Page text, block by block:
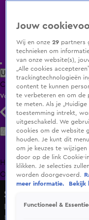
Uitzending Gemist Populaire
ClipsFilmsRadioSmart
Volg KIJK
Zoeken
HomeUitzending Gemist
Oranjezomer
So You Think
Indrukwekkende
Ma 1 juni, 16:02
Jouw
Wij en onze29 partners
technieken om
van onze website(s),
„Alle cookies
trackingtechnologieën
content te kunnen
te verbeteren en om de
te meten. Als je
toestemming intrekt,
uitgeschakeld. We
cookies om de website
houden. Je kunt dit
om je keuzes te
door op de link Cookie-
klikken. Je selecties
worden doorgevoerd.
meer informatie.
Bekijk
Functioneel &